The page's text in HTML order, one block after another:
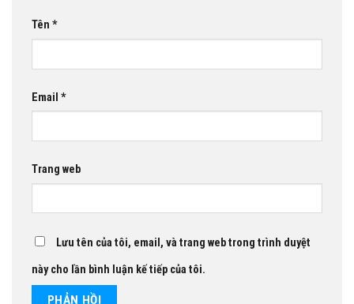
Tên *
Email *
Trang web
Lưu tên của tôi, email, và trang web trong trình duyệt
này cho lần bình luận kế tiếp của tôi.